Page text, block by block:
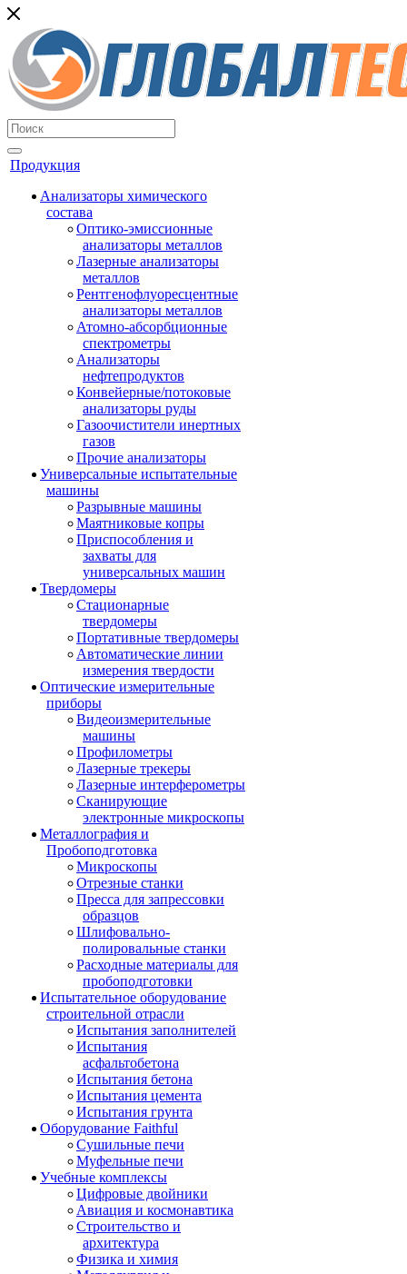
Продукция
Анализаторы химического
состава
Оптико-эмиссионные
анализаторы металлов
Лазерные анализаторы
металлов
Рентгенофлуоресцентные
анализаторы металлов
Атомно-абсорбционные
спектрометры
Анализаторы
нефтепродуктов
Конвейерные/потоковые
анализаторы руды
Газоочистители инертных
газов
Прочие анализаторы
Универсальные испытательные
машины
Разрывные машины
Маятниковые копры
Приспособления и
захваты для
универсальных машин
Твердомеры
Стационарные
твердомеры
Портативные твердомеры
Автоматические линии
измерения твердости
Оптические измерительные
приборы
Видеоизмерительные
машины
Профилометры
Лазерные трекеры
Лазерные интерферометры
Сканирующие
электронные микроскопы
Металлография и
Пробоподготовка
Микроскопы
Отрезные станки
Пресса для запрессовки
образцов
Шлифовально-
полировальные станки
Расходные материалы для
пробоподготовки
Испытательное оборудование
строительной отрасли
Испытания заполнителей
Испытания
асфальтобетона
Испытания бетона
Испытания цемента
Испытания грунта
Оборудование Faithful
Сушильные печи
Муфельные печи
Учебные комплексы
Цифровые двойники
Авиация и космонавтика
Строительство и
архитектура
Физика и химия